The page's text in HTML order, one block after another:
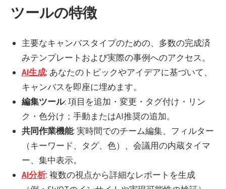
ツールの特徴
主要なキャンバスタイプのための、多数の完成済
みテンプレートおよび実際の事例へのアクセス。
AI生成: あなたのトピックやアイデアに基づいて、
キャンバスを即座に埋めます。
編集ツール: 項目を追加・変更・タグ付け・リン
ク・色分け；手動またはAI推奨の追加。
共同作業機能: 実時間でのチーム編集、フィルター
（キーワード、タグ、色）、会議用の内蔵タイマ
ー、集中表示。
AI分析: 複数の視点から詳細なレポートを生成